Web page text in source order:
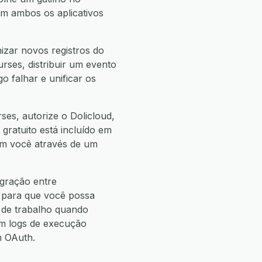
ambos os aplicativos
novos registros do
distribuir um evento
falhar e unificar os
autorize o Dolicloud,
está incluído em
você através de um
entre
que você possa
trabalho quando
logs de execução
OAuth.